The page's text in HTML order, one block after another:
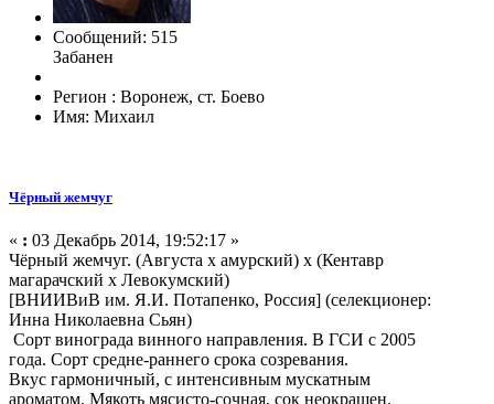
Сообщений: 515
Забанен
Регион : Воронеж, ст. Боево
Имя: Михаил
Чёрный жемчуг
« : 03 Декабрь 2014, 19:52:17 »
Чёрный жемчуг. (Августа х амурский) х (Кентавр
магарачский х Левокумский)
[ВНИИВиВ им. Я.И. Потапенко, Россия] (селекционер:
Инна Николаевна Сьян)
Сорт винограда винного направления. В ГСИ с 2005
года. Сорт средне-раннего срока созревания.
Вкус гармоничный, с интенсивным мускатным
ароматом. Мякоть мясисто-сочная, сок неокрашен.